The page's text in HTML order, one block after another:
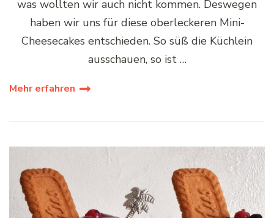
was wollten wir auch nicht kommen. Deswegen
haben wir uns für diese oberleckeren Mini-
Cheesecakes entschieden. So süß die Küchlein
ausschauen, so ist …
Mehr erfahren